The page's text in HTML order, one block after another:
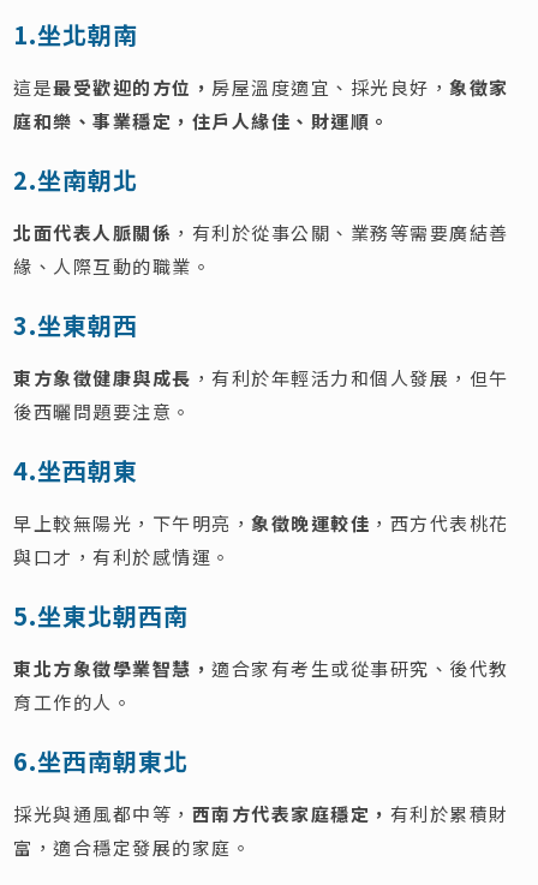
1.坐北朝南
這是最受歡迎的方位， 房屋溫度適宜、採光良好，象徵家
庭和樂、事業穩定，住戶人緣佳、財運順。
2.坐南朝北
北面代表人脈關係 ，有利於從事公關、業務等需要廣結善
緣、人際互動的職業。
3.坐東朝西
東方象徵健康與成長 ，有利於年輕活力和個人發展，但午
後西曬問題要注意。
4.坐西朝東
早上較無陽光，下午明亮，象徵晚運較佳 ，西方代表桃花
與口才，有利於感情運。
5.坐東北朝西南
東北方象徵學業智慧，適合家有考生或從事研究、後代教
育工作的人。
6.坐西南朝東北
採光與通風都中等， 西南方代表家庭穩定， 有利於累積財
富，適合穩定發展的家庭。